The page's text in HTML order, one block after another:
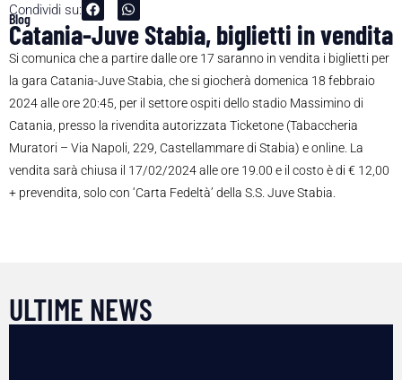
Condividi su:
Blog
Catania-Juve Stabia, biglietti in vendita
Si comunica che a partire dalle ore 17 saranno in vendita i biglietti per
la gara Catania-Juve Stabia, che si giocherà domenica 18 febbraio
2024 alle ore 20:45, per il settore ospiti dello stadio Massimino di
Catania, presso la rivendita autorizzata Ticketone (Tabaccheria
Muratori – Via Napoli, 229, Castellammare di Stabia) e online. La
vendita sarà chiusa il 17/02/2024 alle ore 19.00 e il costo è di € 12,00
+ prevendita, solo con ‘Carta Fedeltà’ della S.S. Juve Stabia.
ULTIME NEWS